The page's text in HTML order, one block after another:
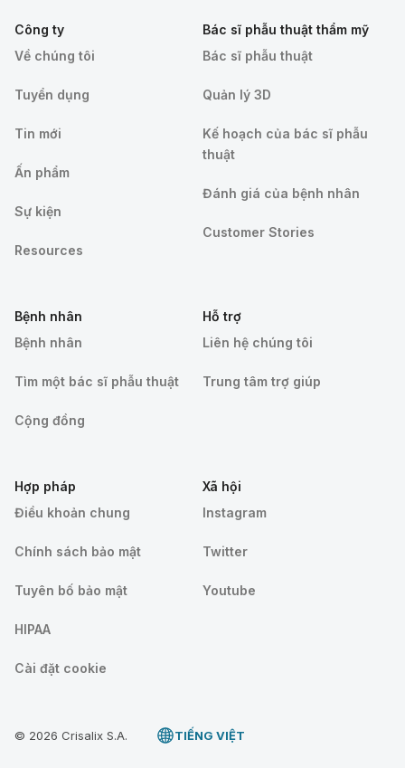
Công ty
Về chúng tôi
Tuyển dụng
Tin mới
Ấn phẩm
Sự kiện
Resources
Bác sĩ phẫu thuật thẩm mỹ
Bác sĩ phẫu thuật
Quản lý 3D
Kế hoạch của bác sĩ phẫu
thuật
Đánh giá của bệnh nhân
Customer Stories
Bệnh nhân
Bệnh nhân
Tìm một bác sĩ phẫu thuật
Cộng đồng
Hỗ trợ
Liên hệ chúng tôi
Trung tâm trợ giúp
Hợp pháp
Điều khoản chung
Chính sách bảo mật
Tuyên bố bảo mật
HIPAA
Cài đặt cookie
Xã hội
Instagram
Twitter
Youtube
© 2026 Crisalix S.A. TIẾNG VIỆT